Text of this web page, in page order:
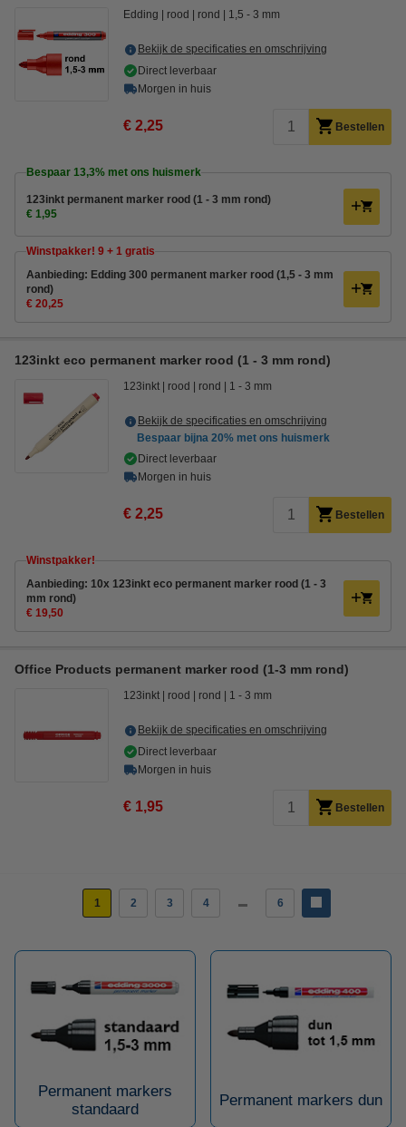
Edding rood rond 1,5 - 3 mm
Bekijk de specificaties en omschrijving
Direct leverbaar
Morgen in huis
€ 2,25 Bestellen
Bespaar 13,3% met ons huismerk
123inkt permanent marker rood (1 - 3 mm rond)
€ 1,95
Winstpakker! 9 + 1 gratis
Aanbieding: Edding 300 permanent marker rood (1,5 - 3 mm
rond)
€ 20,25
123inkt eco permanent marker rood (1 - 3 mm rond)
123inkt rood rond 1 - 3 mm
Bekijk de specificaties en omschrijving
Bespaar bijna 20% met ons huismerk
Direct leverbaar
Morgen in huis
€ 2,25 Bestellen
Winstpakker!
Aanbieding: 10x 123inkt eco permanent marker rood (1 - 3
mm rond)
€ 19,50
Office Products permanent marker rood (1-3 mm rond)
123inkt rood rond 1 - 3 mm
Bekijk de specificaties en omschrijving
Direct leverbaar
Morgen in huis
€ 1,95 Bestellen
1 2 3 4 6
Permanent markers
standaard
Permanent markers dun